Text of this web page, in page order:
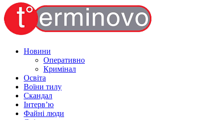
Новини
Оперативно
Кримінал
Освіта
Воїни тилу
Скандал
Інтерв’ю
Файні люди